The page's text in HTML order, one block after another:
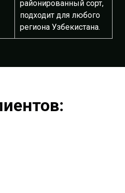
районированный сорт,
подходит для любого
региона Узбекистана.